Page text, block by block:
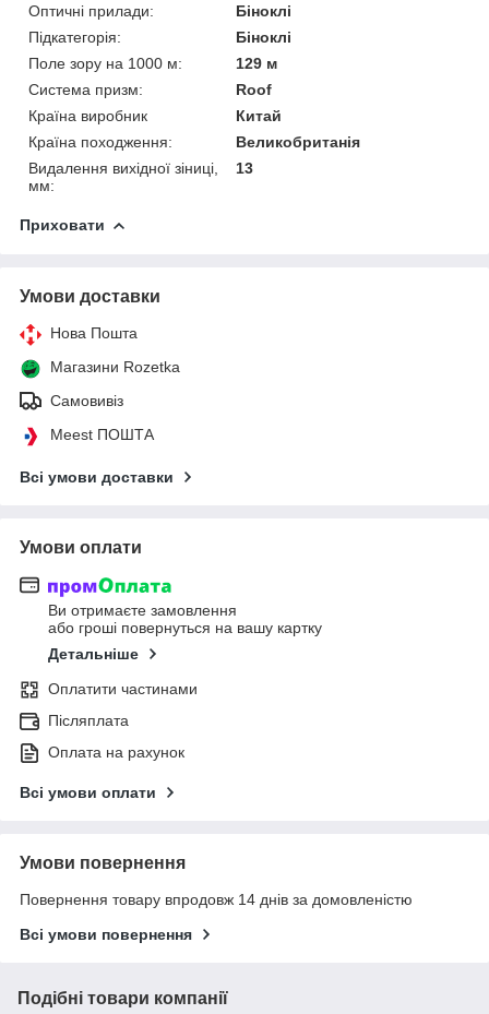
Оптичні прилади:
Біноклі
Підкатегорія:
Біноклі
Поле зору на 1000 м:
129 м
Система призм:
Roof
Країна виробник
Китай
Країна походження:
Великобританія
Видалення вихідної зіниці,
мм:
13
Приховати
Умови доставки
Нова Пошта
Магазини Rozetka
Самовивіз
Meest ПОШТА
Всі умови доставки
Умови оплати
Ви отримаєте замовлення
або гроші повернуться на вашу картку
Детальніше
Оплатити частинами
Післяплата
Оплата на рахунок
Всі умови оплати
Умови повернення
Повернення товару впродовж 14 днів за домовленістю
Всі умови повернення
Подібні товари компанії